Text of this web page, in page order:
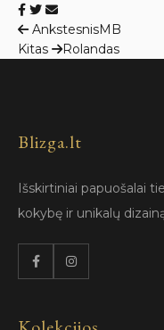
Navigacija
tarp
AnkstesnisMB
Kitas
Rolandas
Blizga.lt
Išskirtiniai papuošalai
kokybę ir unikalų